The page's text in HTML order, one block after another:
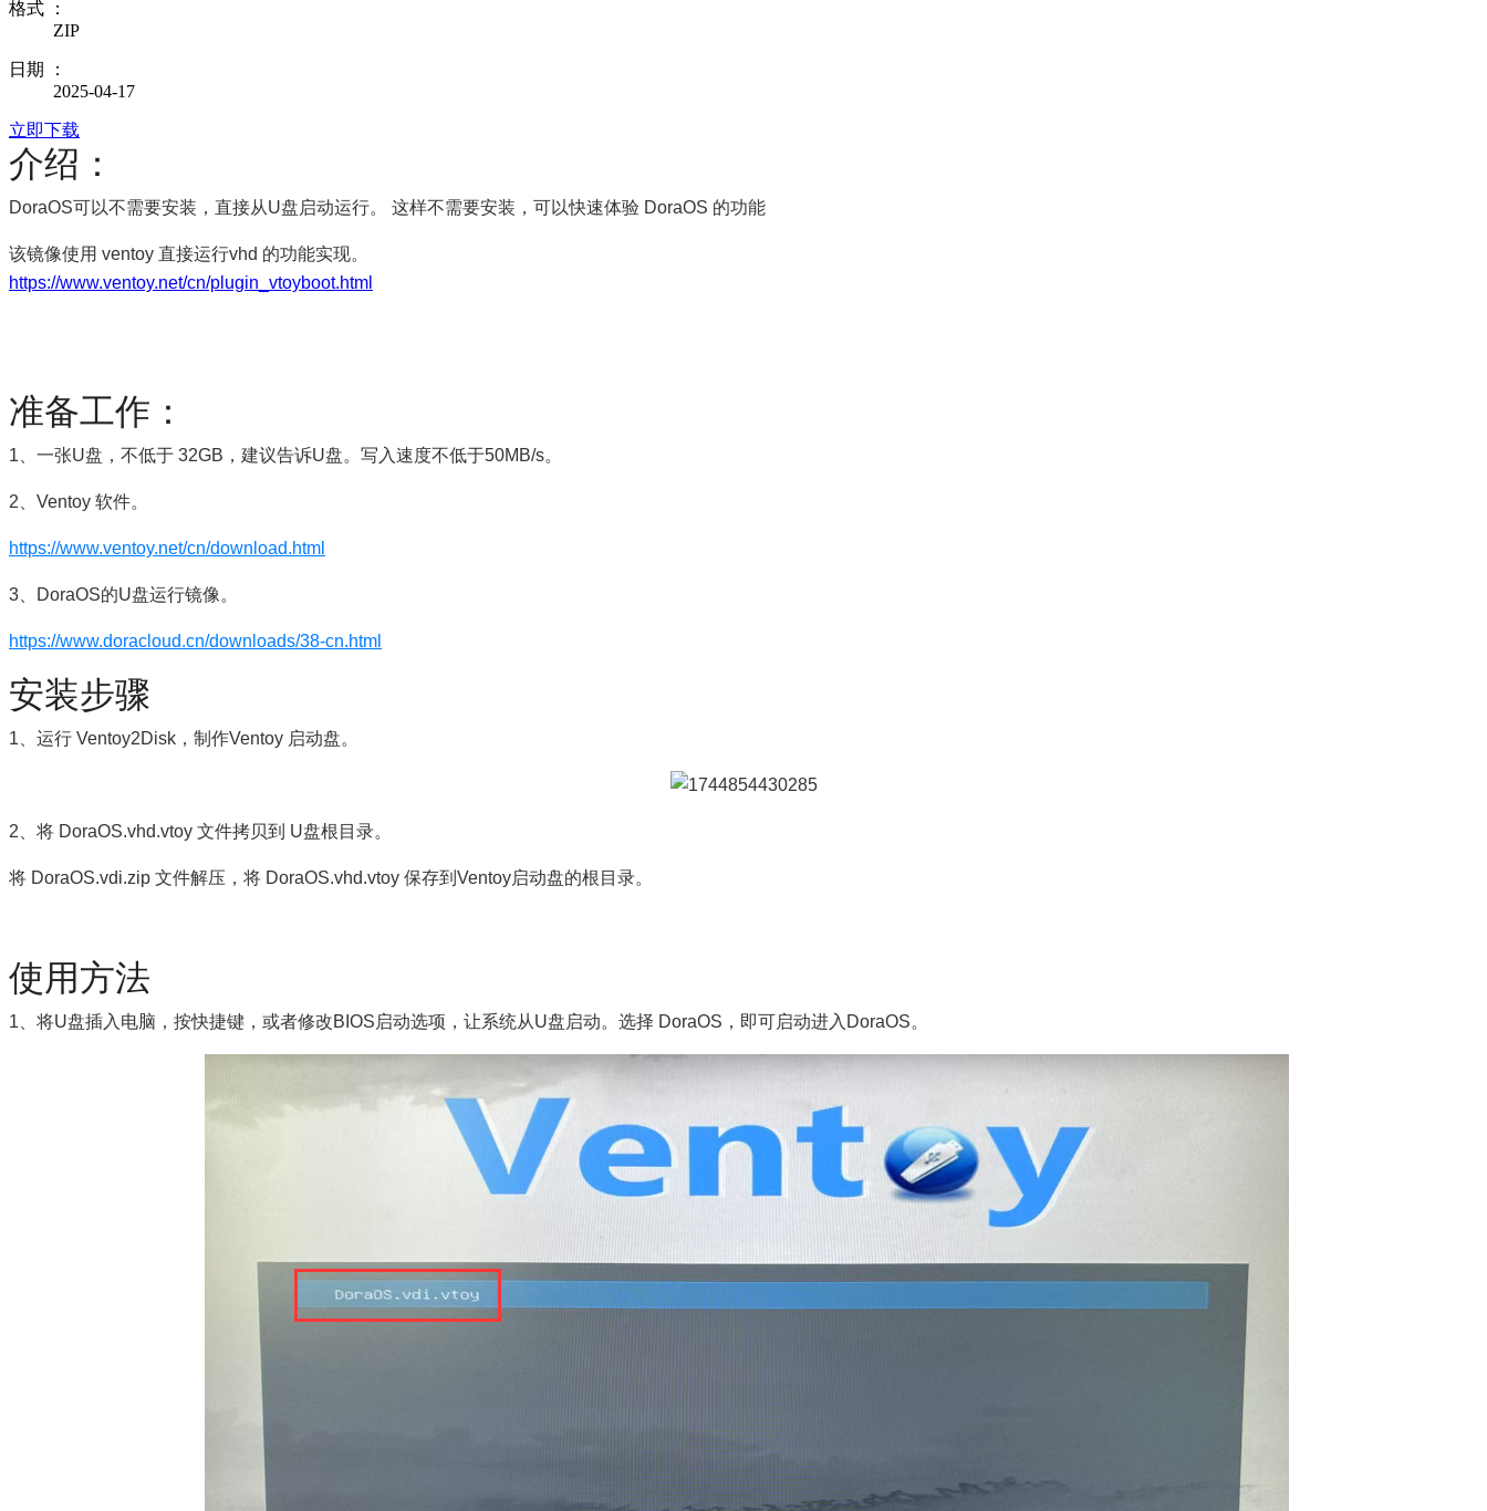
格式 ：
ZIP
日期 ：
2025-04-17
立即下载
介绍：
DoraOS可以不需要安装，直接从U盘启动运行。 这样不需要安装，可以快速体验 DoraOS 的功能
该镜像使用 ventoy 直接运行vhd 的功能实现。
https://www.ventoy.net/cn/plugin_vtoyboot.html
准备工作：
1、一张U盘，不低于 32GB，建议告诉U盘。写入速度不低于50MB/s。
2、Ventoy 软件。
https://www.ventoy.net/cn/download.html
3、DoraOS的U盘运行镜像。
https://www.doracloud.cn/downloads/38-cn.html
安装步骤
1、运行 Ventoy2Disk，制作Ventoy 启动盘。
2、将 DoraOS.vhd.vtoy 文件拷贝到 U盘根目录。
将 DoraOS.vdi.zip 文件解压，将 DoraOS.vhd.vtoy 保存到Ventoy启动盘的根目录。
使用方法
1、将U盘插入电脑，按快捷键，或者修改BIOS启动选项，让系统从U盘启动。选择 DoraOS，即可启动进入DoraOS。